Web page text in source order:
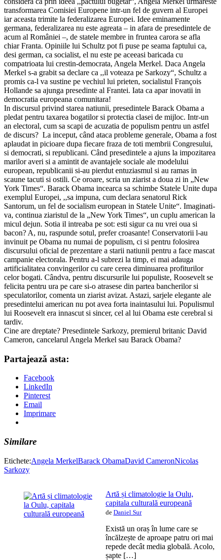
transformarea Comisiei Europene intr-un fel de guvern al Europei
iar aceasta trimite la federalizarea Europei. Idee eminamente
germana, federalizarea nu este agreata – in afara de presedintele de
acum al României –, de statele membre in fruntea carora se afla
chiar Franta. Opiniile lui Schultz pot fi puse pe seama faptului ca,
desi german, ca socialist, el nu este pe aceeasi baricada cu
compatrioata lui crestin-democrata, Angela Merkel. Daca Angela
Merkel s-a grabit sa declare ca ,,il voteaza pe Sarkozy“, Schultz a
promis ca-l va sustine pe vechiul lui prieten, socialistul François
Hollande sa ajunga presedinte al Frantei. Iata ca apar inovatii in
democratia europeana comunitara!
In discursul privind starea natiunii, presedintele Barack Obama a
pledat pentru taxarea bogatilor si protectia clasei de mijloc. Intr-un
an electoral, cum sa scapi de acuzatia de populism pentru un astfel
de discurs? La inceput, când ataca probleme generale, Obama a fost
aplaudat in picioare dupa fiecare fraza de toti membrii Congresului,
si democrati, si republicani. Când presedintele a ajuns la impozitarea
marilor averi si a amintit de avantajele sociale ale modelului
european, republicanii si-au pierdut entuziasmul si au ramas in
scaune tacuti si ostili. Ce oroare, scria un ziarist a doua zi in „New
York Times“. Barack Obama incearca sa schimbe Statele Unite dupa
exemplul Europei, ,,sa impuna, cum declara senatorul Rick
Santorum, un fel de socialism european in Statele Unite“. Imaginati-
va, continua ziaristul de la „New York Times“, un cuplu american la
micul dejun. Sotia il intreaba pe sot: esti sigur ca nu vrei oua si
bacon? A, nu, raspunde sotul, prefer croasante! Conservatorii l-au
invinuit pe Obama nu numai de populism, ci si pentru folosirea
discursului oficial de prezentare a starii natiunii pentru a face mascat
campanie electorala. Pentru a-l subrezi la timp, ei mai adauga
artificialitatea convingerilor cu care cerea diminuarea profiturilor
celor bogati. Cândva, pentru discursurile lui populiste, Roosevelt se
felicita pentru ura pe care si-o atrasese din partea bancherilor si
speculatorilor, comenta un ziarist avizat. Astazi, sarjele elegante ale
presedintelui american nu pot avea forta inaintasului lui. Populismul
lui Roosevelt era innascut si sincer, cel al lui Obama este cerebral si
tardiv.
Cine are dreptate? Presedintele Sarkozy, premierul britanic David
Cameron, cancelarul Angela Merkel sau Barack Obama?
Partajează asta:
Facebook
LinkedIn
Pinterest
Email
Imprimare
Similare
Etichete:Angela MerkelBarack ObamaDavid CameronNicolas
Sarkozy
Artă și climatologie la Oulu,
capitala culturală europeană
de Daniel Sur
Există un oraș în lume care se
încălzește de aproape patru ori mai
repede decât media globală. Acolo,
șapte […]